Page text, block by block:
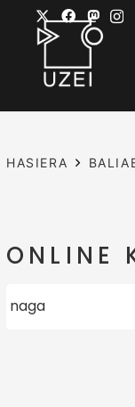
HASIERA
ONLINE